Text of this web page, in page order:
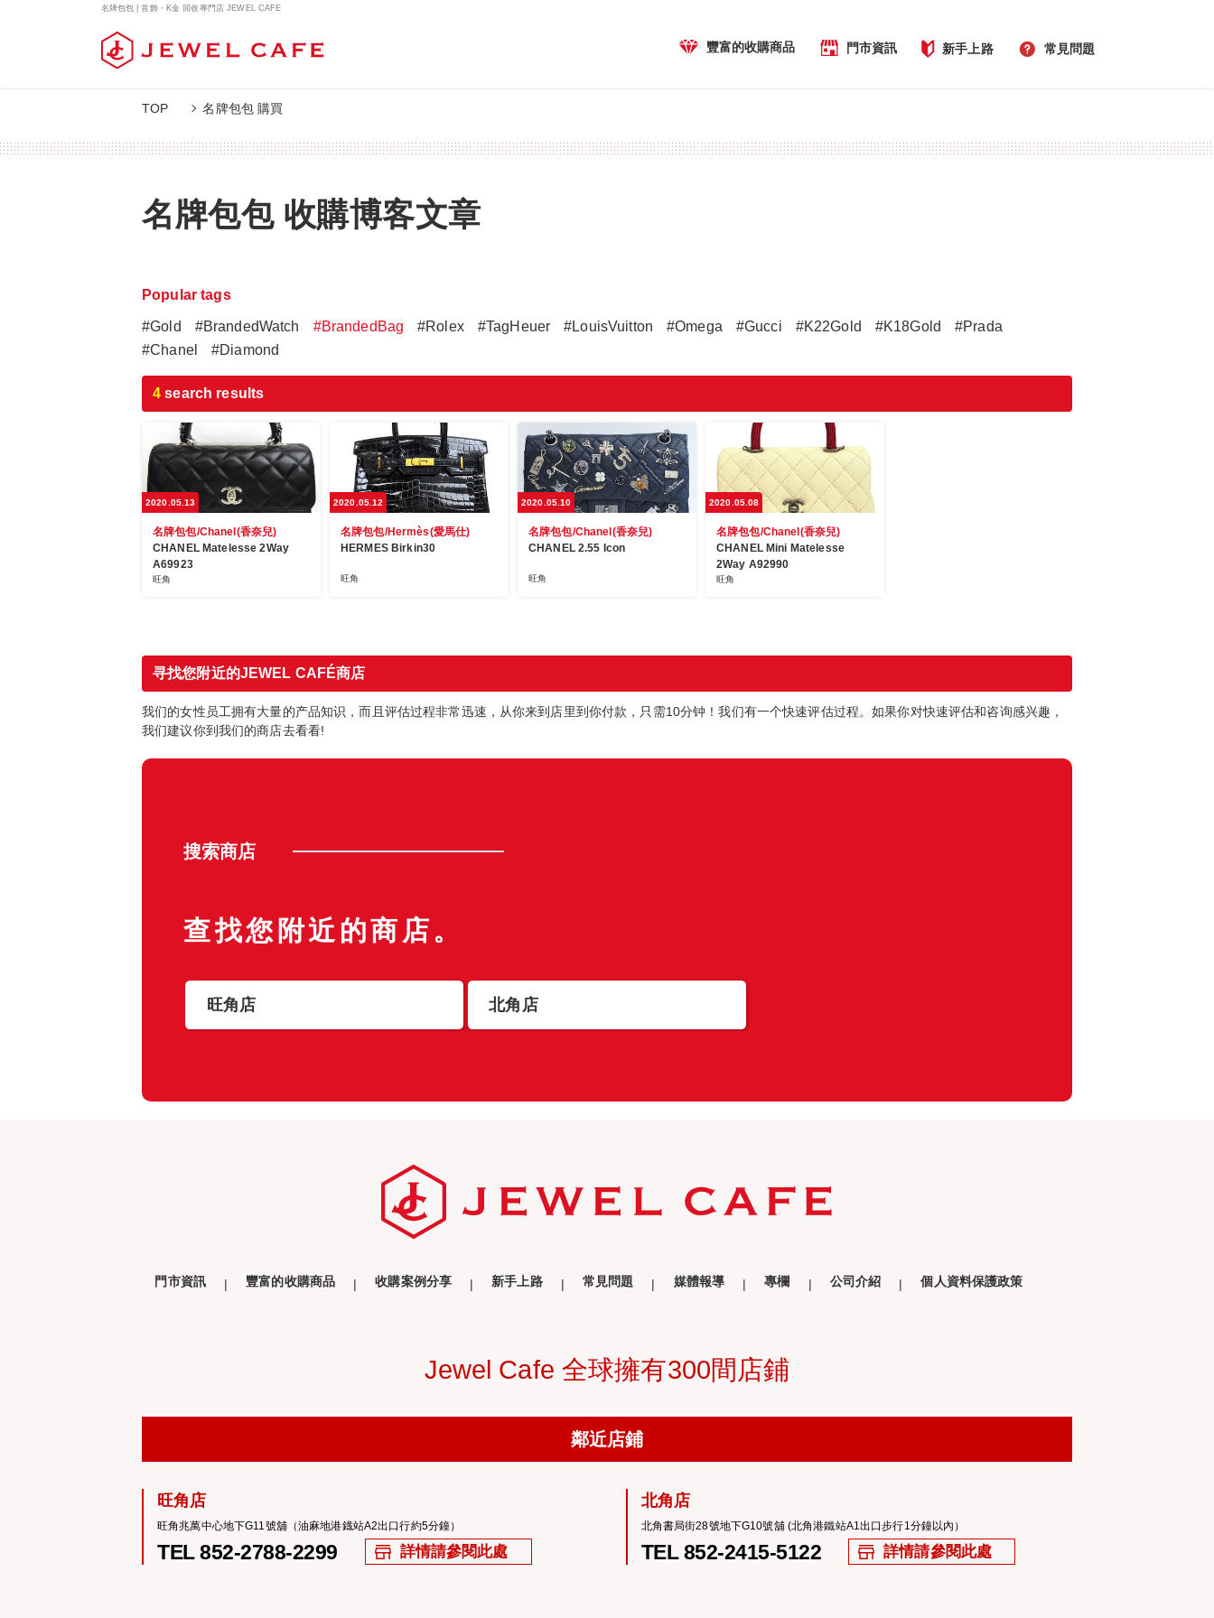
名牌包包 | 首飾・K金 回收專門店 JEWEL CAFE
豐富的收購商品 門市資訊 新手上路 常見問題
TOP 名牌包包 購買
名牌包包 收購博客文章
Popular tags
#Gold #BrandedWatch #BrandedBag #Rolex #TagHeuer #LouisVuitton #Omega #Gucci #K22Gold #K18Gold
#Prada
#Chanel
#Diamond
4 search results
2020.05.13
名牌包包/Chanel(香奈兒)
CHANEL Matelesse 2Way
A69923
旺角
2020.05.12
名牌包包/Hermès(愛馬仕)
HERMES Birkin30
旺角
2020.05.10
名牌包包/Chanel(香奈兒)
CHANEL 2.55 Icon
旺角
2020.05.08
名牌包包/Chanel(香奈兒)
CHANEL Mini Matelesse
2Way A92990
旺角
寻找您附近的JEWEL CAFÉ商店
我们的女性员工拥有大量的产品知识，而且评估过程非常迅速，从你来到店里到你付款，只需10分钟！我们有一个快速评估过程。如果你对快速评估和咨询感兴趣，
我们建议你到我们的商店去看看!
搜索商店
查找您附近的商店。
旺角店 北角店
門市資訊 豐富的收購商品 收購案例分享 新手上路 常見問題 媒體報導 專欄 公司介紹 個人資料保護政策
Jewel Cafe 全球擁有300間店鋪
鄰近店鋪
旺角店
旺角兆萬中心地下G11號舖（油麻地港鐡站A2出口行約5分鐘）
TEL 852-2788-2299 詳情請參閱此處
北角店
北角書局街28號地下G10號舖 (北角港鐵站A1出口步行1分鐘以內）
TEL 852-2415-5122 詳情請參閱此處